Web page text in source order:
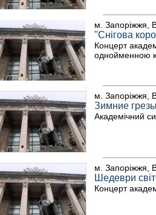
м. Запоріжжя,
"Снігова
Концерт
однойменною
м. Запоріжжя,
Зимние
Академічний
м. Запоріжжя,
Шедеври
Концерт